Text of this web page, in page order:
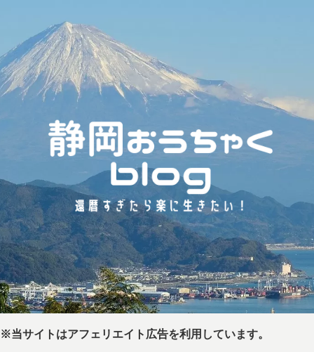
※当サイトはアフェリエイト広告を利用しています。